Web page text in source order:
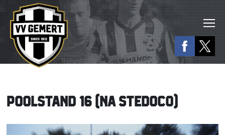
POOLSTAND 16 (NA STEDOCO)